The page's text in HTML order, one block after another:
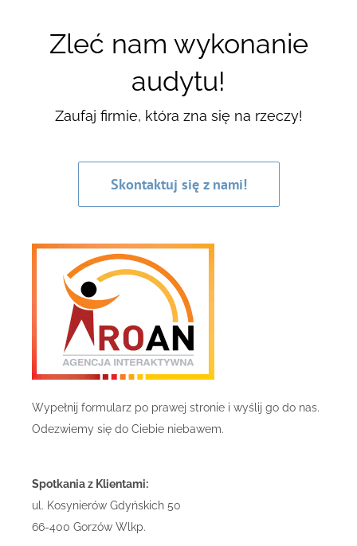
Zleć nam wykonanie
audytu!
Zaufaj firmie, która zna się na rzeczy!
Skontaktuj się z nami!
Wypełnij formularz po prawej stronie i wyślij go do nas.
Odezwiemy się do Ciebie niebawem.
Spotkania z Klientami:
ul. Kosynierów Gdyńskich 50
66-400 Gorzów Wlkp.